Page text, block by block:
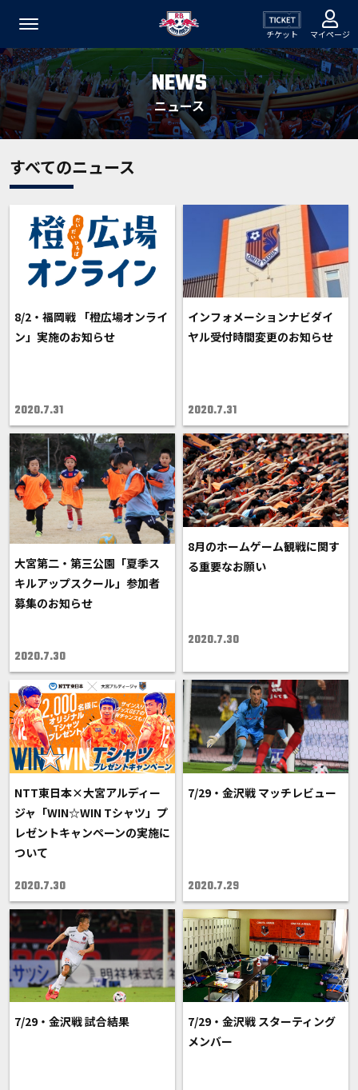
チケット マイページ
NEWS
ニュース
すべてのニュース
8/2・福岡戦 「橙広場オンライ
ン」実施のお知らせ
2020.7.31
インフォメーションナビダイ
ヤル受付時間変更のお知らせ
2020.7.31
大宮第二・第三公園「夏季ス
キルアップスクール」参加者
募集のお知らせ
2020.7.30
8月のホームゲーム観戦に関す
る重要なお願い
2020.7.30
NTT東日本×大宮アルディー
ジャ「WIN☆WIN Tシャツ」プ
レゼントキャンペーンの実施に
ついて
2020.7.30
7/29・金沢戦 マッチレビュー
2020.7.29
7/29・金沢戦 試合結果
7/29・金沢戦 スターティング
メンバー